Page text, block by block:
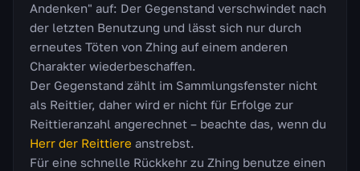
Andenken" auf: Der Gegenstand verschwindet nach
der letzten Benutzung und lässt sich nur durch
erneutes Töten von Zhing auf einem anderen
Charakter wiederbeschaffen.
Der Gegenstand zählt im Sammlungsfenster nicht
als Reittier, daher wird er nicht für Erfolge zur
Reittieranzahl angerechnet – beachte das, wenn du
Herr der Reittiere anstrebst.
Für eine schnelle Rückkehr zu Zhing benutze einen